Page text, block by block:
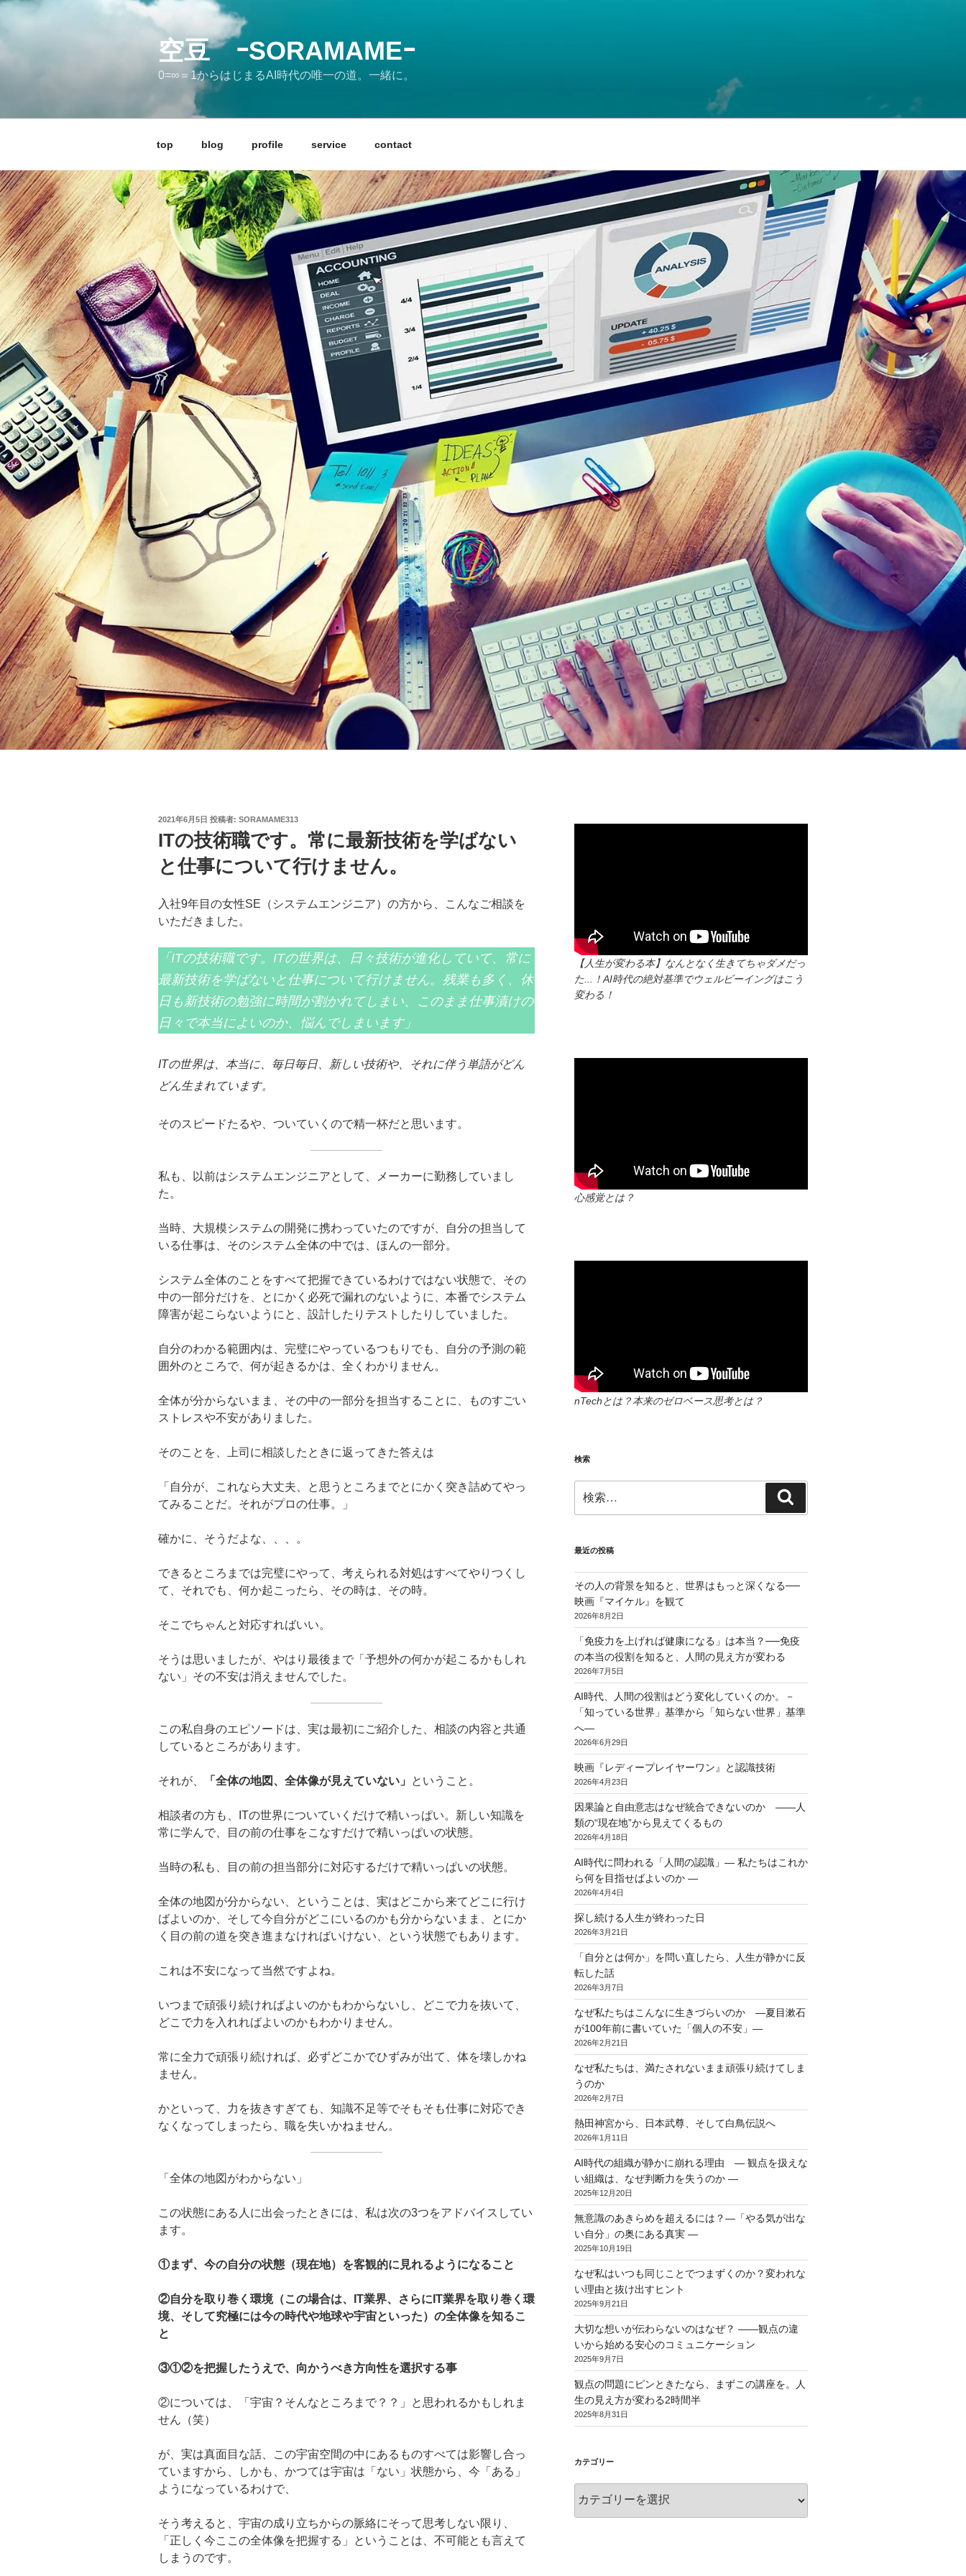
コ
空豆 ｰSORAMAMEｰ
0=∞＝1からはじまるAI時代の唯一の道。一緒に。
top blog profile service contact
投
2021年6月5日 投稿者: SORAMAME313
ITの技術職です。常に最新技術を学ばない
と仕事について行けません。
入社9年目の女性SE（システムエンジニア）の方から、こんなご相談を
いただきました。
「ITの技術職です。ITの世界は、日々技術が進化していて、常に
最新技術を学ばないと仕事について行けません。残業も多く、休
日も新技術の勉強に時間が割かれてしまい、このまま仕事漬けの
日々で本当によいのか、悩んでしまいます」
ITの世界は、本当に、毎日毎日、新しい技術や、それに伴う単語がどん
どん生まれています。
そのスピードたるや、ついていくので精一杯だと思います。
私も、以前はシステムエンジニアとして、メーカーに勤務していまし
た。
当時、大規模システムの開発に携わっていたのですが、自分の担当して
いる仕事は、そのシステム全体の中では、ほんの一部分。
システム全体のことをすべて把握できているわけではない状態で、その
中の一部分だけを、とにかく必死で漏れのないように、本番でシステム
障害が起こらないようにと、設計したりテストしたりしていました。
自分のわかる範囲内は、完璧にやっているつもりでも、自分の予測の範
囲外のところで、何が起きるかは、全くわかりません。
全体が分からないまま、その中の一部分を担当することに、ものすごい
ストレスや不安がありました。
そのことを、上司に相談したときに返ってきた答えは
「自分が、これなら大丈夫、と思うところまでとにかく突き詰めてやっ
てみることだ。それがプロの仕事。」
確かに、そうだよな、、、。
できるところまでは完璧にやって、考えられる対処はすべてやりつくし
て、それでも、何か起こったら、その時は、その時。
そこでちゃんと対応すればいい。
そうは思いましたが、やはり最後まで「予想外の何かが起こるかもしれ
ない」その不安は消えませんでした。
この私自身のエピソードは、実は最初にご紹介した、相談の内容と共通
しているところがあります。
それが、 「全体の地図、全体像が見えていない」 ということ。
相談者の方も、ITの世界についていくだけで精いっぱい。新しい知識を
常に学んで、目の前の仕事をこなすだけで精いっぱいの状態。
当時の私も、目の前の担当部分に対応するだけで精いっぱいの状態。
全体の地図が分からない、ということは、実はどこから来てどこに行け
ばよいのか、そして今自分がどこにいるのかも分からないまま、とにか
く目の前の道を突き進まなければいけない、という状態でもあります。
これは不安になって当然ですよね。
いつまで頑張り続ければよいのかもわからないし、どこで力を抜いて、
どこで力を入れればよいのかもわかりません。
常に全力で頑張り続ければ、必ずどこかでひずみが出て、体を壊しかね
ません。
かといって、力を抜きすぎても、知識不足等でそもそも仕事に対応でき
なくなってしまったら、職を失いかねません。
「全体の地図がわからない」
この状態にある人に出会ったときには、私は次の3つをアドバイスしてい
ます。
①まず、今の自分の状態（現在地）を客観的に見れるようになること
②自分を取り巻く環境（この場合は、IT業界、さらにIT業界を取り巻く環
境、そして究極には今の時代や地球や宇宙といった）の全体像を知るこ
と
③①②を把握したうえで、向かうべき方向性を選択する事
②については、「宇宙？そんなところまで？？」と思われるかもしれま
せん（笑）
が、実は真面目な話、この宇宙空間の中にあるものすべては影響し合っ
ていますから、しかも、かつては宇宙は「ない」状態から、今「ある」
ようになっているわけで、
そう考えると、宇宙の成り立ちからの脈絡にそって思考しない限り、
「正しく今ここの全体像を把握する」ということは、不可能とも言えて
しまうのです。
【人生が変わる本】なんとなく生きてちゃダメだっ
た...！AI時代の絶対基準でウェルビーイングはこう
変わる！
心感覚とは？
nTechとは？本来のゼロベース思考とは？
検索
索:
索
最近の投稿
その人の背景を知ると、世界はもっと深くなる──
映画『マイケル』を観て
2026年8月2日
「免疫力を上げれば健康になる」は本当？──免疫
の本当の役割を知ると、人間の見え方が変わる
2026年7月5日
AI時代、人間の役割はどう変化していくのか。－
「知っている世界」基準から「知らない世界」基準
へ―
2026年6月29日
映画『レディープレイヤーワン』と認識技術
2026年4月23日
因果論と自由意志はなぜ統合できないのか ――人
類の“現在地”から見えてくるもの
2026年4月18日
AI時代に問われる「人間の認識」― 私たちはこれか
ら何を目指せばよいのか ―
2026年4月4日
探し続ける人生が終わった日
2026年3月21日
「自分とは何か」を問い直したら、人生が静かに反
転した話
2026年3月7日
なぜ私たちはこんなに生きづらいのか ―夏目漱石
が100年前に書いていた「個人の不安」―
2026年2月21日
なぜ私たちは、満たされないまま頑張り続けてしま
うのか
2026年2月7日
熱田神宮から、日本武尊、そして白鳥伝説へ
2026年1月11日
AI時代の組織が静かに崩れる理由 ― 観点を扱えな
い組織は、なぜ判断力を失うのか ―
2025年12月20日
無意識のあきらめを超えるには？―「やる気が出な
い自分」の奥にある真実 ―
2025年10月19日
なぜ私はいつも同じことでつまずくのか？変われな
い理由と抜け出すヒント
2025年9月21日
大切な想いが伝わらないのはなぜ？ ――観点の違
いから始める安心のコミュニケーション
2025年9月7日
観点の問題にピンときたなら、まずこの講座を。人
生の見え方が変わる2時間半
2025年8月31日
カテゴリー
テ